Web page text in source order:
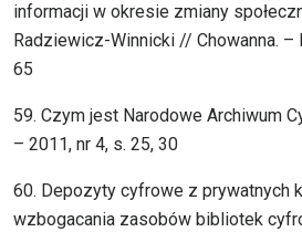
informacji w okresie zmiany
Radziewicz-Winnicki // Chowanna. –
65
59. Czym jest Narodowe Archiwum
– 2011, nr 4, s. 25, 30
60. Depozyty cyfrowe z prywatnych
wzbogacania zasobów bibliotek